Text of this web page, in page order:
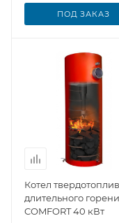
ПОД ЗАКАЗ
Котел
длительного
COMFORT 40 кВт